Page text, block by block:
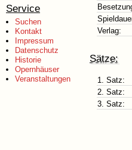
Service
Suchen
Kontakt
Impressum
Datenschutz
Historie
Opernhäuser
Veranstaltungen
Verlag:
Sätze:
1. Satz:
2. Satz:
3. Satz: